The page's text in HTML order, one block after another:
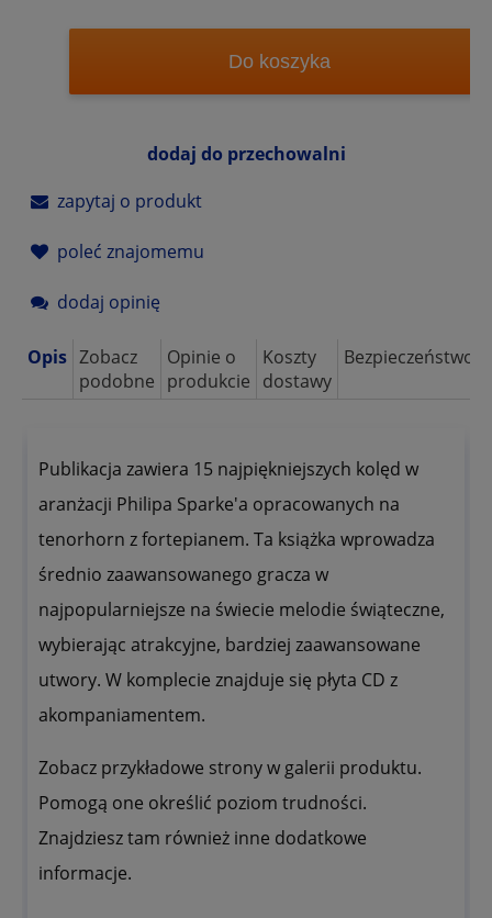
Do koszyka
dodaj do przechowalni
zapytaj o produkt
poleć znajomemu
dodaj opinię
Opis Zobacz
podobne
Opinie o
produkcie
Koszty
dostawy
Bezpieczeństwo
Publikacja zawiera 15 najpiękniejszych kolęd w
aranżacji Philipa Sparke'a opracowanych na
tenorhorn z fortepianem. Ta książka wprowadza
średnio zaawansowanego gracza w
najpopularniejsze na świecie melodie świąteczne,
wybierając atrakcyjne, bardziej zaawansowane
utwory. W komplecie znajduje się płyta CD z
akompaniamentem.
Zobacz przykładowe strony w galerii produktu.
Pomogą one określić poziom trudności.
Znajdziesz tam również inne dodatkowe
informacje.